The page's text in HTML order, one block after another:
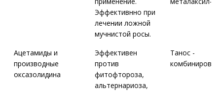
Эффективнно при
лечении ложной
мучнистой росы.
Ацетамиды и
производные
оксазолидина
Эффективен
против
фитофтороза,
альтернариоза,
Танос -